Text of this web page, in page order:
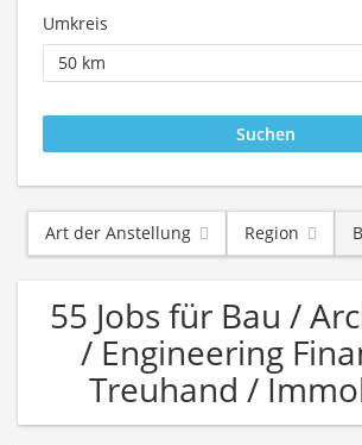
Umkreis
Art der Anstellung Region
55 Jobs für Bau /
/ Engineering
Treuhand /